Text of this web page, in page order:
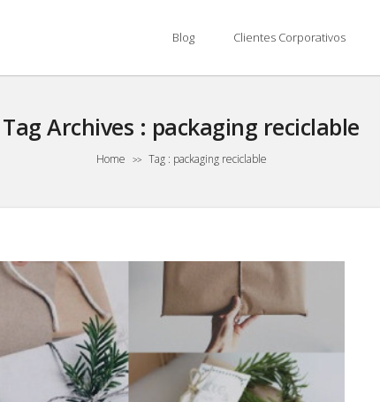
Blog Clientes Corporativos
Tag Archives : packaging reciclable
Home >> Tag : packaging reciclable